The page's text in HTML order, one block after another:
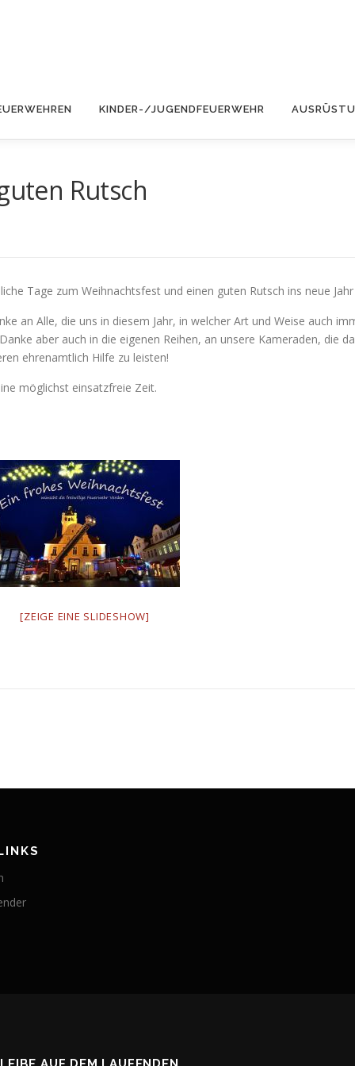
KINDER-/JUGENDFEUERWEHR
Rutsch
Tage zum Weihnachtsfest und einen guten Rutsch ins neue
an Alle, die uns in diesem Jahr, in welcher Art und Weise auch
aber auch in die eigenen Reihen, an unsere Kameraden, die
ehrenamtlich Hilfe zu leisten!
möglichst einsatzfreie Zeit.
[ZEIGE EINE SLIDESHOW]